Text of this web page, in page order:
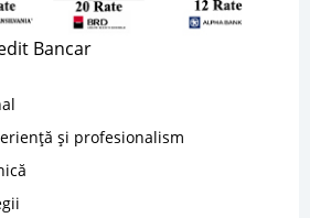
Bancar
și profesionalism